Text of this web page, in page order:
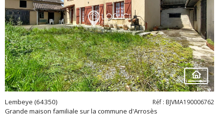
voir le
bien
Lembeye (64350)
Grande maison familiale sur la commune d'Arrosès
Réf : BJVMA190006762